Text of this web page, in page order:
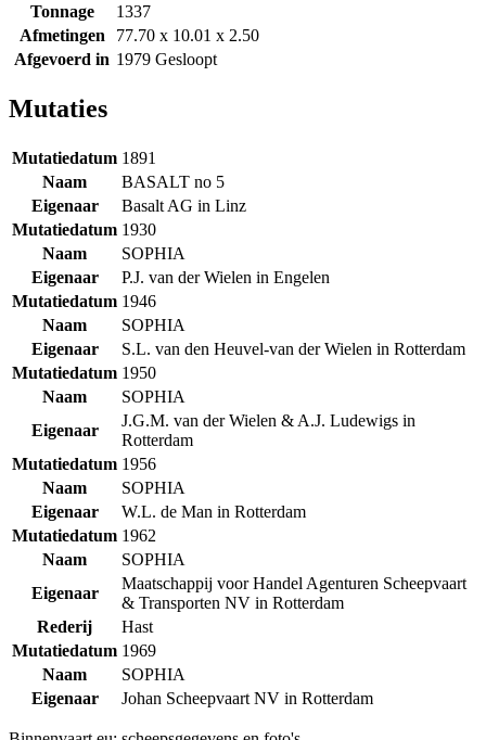
Tonnage
1337
Afmetingen
77.70 x 10.01 x 2.50
Afgevoerd in 1979 Gesloopt
Mutaties
Mutatiedatum 1891
Naam
BASALT no 5
Eigenaar
Basalt AG in Linz
Mutatiedatum 1930
Naam
SOPHIA
Eigenaar
P.J. van der Wielen in Engelen
Mutatiedatum 1946
Naam
SOPHIA
Eigenaar
S.L. van den Heuvel-van der Wielen in Rotterdam
Mutatiedatum 1950
Naam
SOPHIA
Eigenaar
J.G.M. van der Wielen & A.J. Ludewigs in
Rotterdam
Mutatiedatum 1956
Naam
SOPHIA
Eigenaar
W.L. de Man in Rotterdam
Mutatiedatum 1962
Naam
SOPHIA
Eigenaar
Maatschappij voor Handel Agenturen Scheepvaart
& Transporten NV in Rotterdam
Rederij
Hast
Mutatiedatum 1969
Naam
SOPHIA
Eigenaar
Johan Scheepvaart NV in Rotterdam